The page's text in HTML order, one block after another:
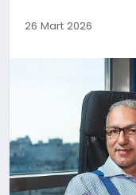
TEKNOLOJI
26 Mart 2026